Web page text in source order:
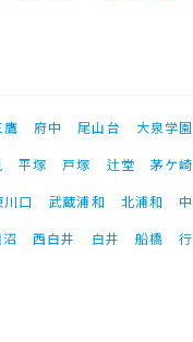
鷹 府中 尾山台 大泉学園
平塚 戸塚 辻堂 茅ケ崎
川口 武蔵浦和 北浦和
西白井 白井 船橋